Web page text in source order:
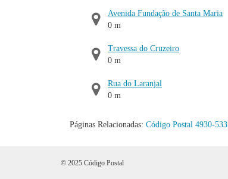
Avenida Fundação de Santa Maria
0 m
Travessa do Cruzeiro
0 m
Rua do Laranjal
0 m
Páginas Relacionadas: Código Postal 4930-533
© 2025 Código Postal